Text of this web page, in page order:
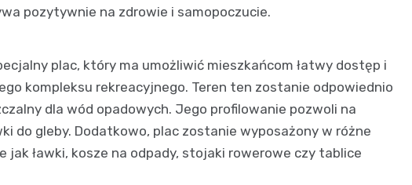
pozytywnie na zdrowie i samopoczucie.
plac, który ma umożliwić mieszkańcom łatwy dostęp i
kompleksu rekreacyjnego. Teren ten zostanie odpowiednio
dla wód opadowych. Jego profilowanie pozwoli na
do gleby. Dodatkowo, plac zostanie wyposażony w różne
jak ławki, kosze na odpady, stojaki rowerowe czy tablice